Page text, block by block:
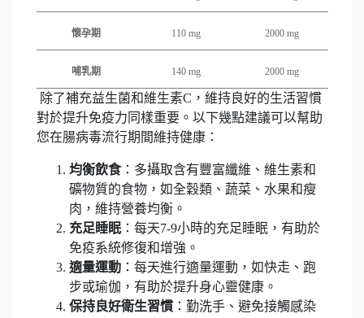
懷孕期 110 mg 2000 mg
哺乳期 140 mg 2000 mg
除了補充益生菌和維生素C，維持良好的生活習慣
對於提升免疫力同樣重要。以下幾點建議可以幫助
您在腸病毒流行期間維持健康：
均衡飲食：多攝取含有豐富纖維、維生素和
礦物質的食物，如全穀類、蔬菜、水果和瘦
肉，維持營養均衡。
充足睡眠 ：每天7-9小時的充足睡眠，有助於
免疫系統修復和增強。
適量運動 ：每天進行適量運動，如快走、跑
步或瑜伽，有助於提升身心靈健康。
保持良好衛生習慣 ：勤洗手、避免接觸感染